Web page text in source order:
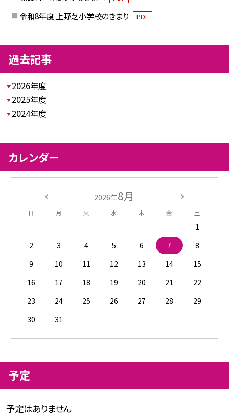
令和8年度 上野芝小学校のきまり PDF
過去記事
2026年度
2025年度
2024年度
カレンダー
2026年8月
日 月 火 水 木 金 土
1
2
3 4 5 6 7
8
9
10 11 12 13 14
15
16
17 18 19 20 21
22
23
24 25 26 27 28
29
30
31
予定
予定はありません